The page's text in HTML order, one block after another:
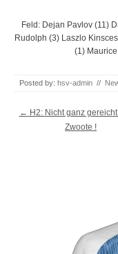
Feld: Dejan Pavlov (11)
Rudolph (3) Laszlo
(1)
Posted by: hsv-admin //
Post navigation
← H2: Nicht ganz
Zwoote !